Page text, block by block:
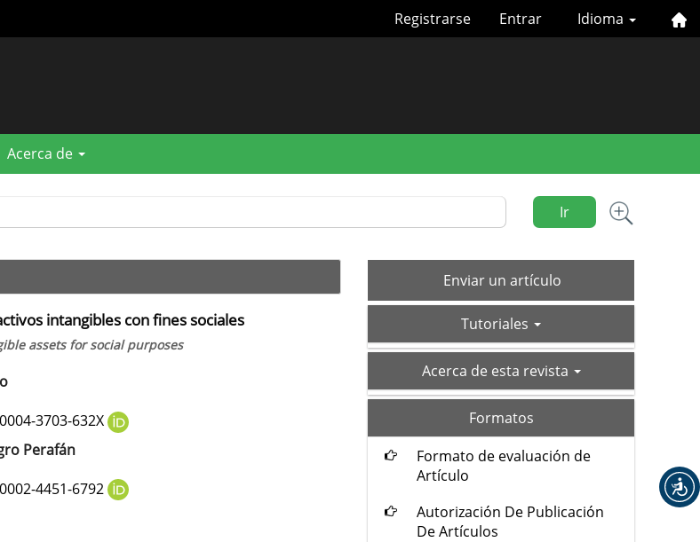
Idioma
Registrarse Entrar
Acerca de
Ir
intangibles con fines sociales
assets for social purposes
3703-632X
Perafán
4451-6792
Enviar
un
Enviar un artículo
Tutoriales
acerca-Acerca de esta revista
Formatos
Formato de evaluación de
Artículo
Autorización De Publicación
De Artículos